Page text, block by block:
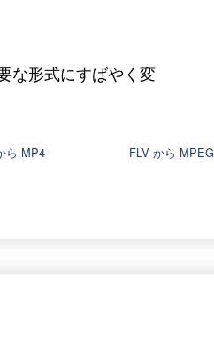
な形式にすばやく変
ら MP4 FLV から MPEG